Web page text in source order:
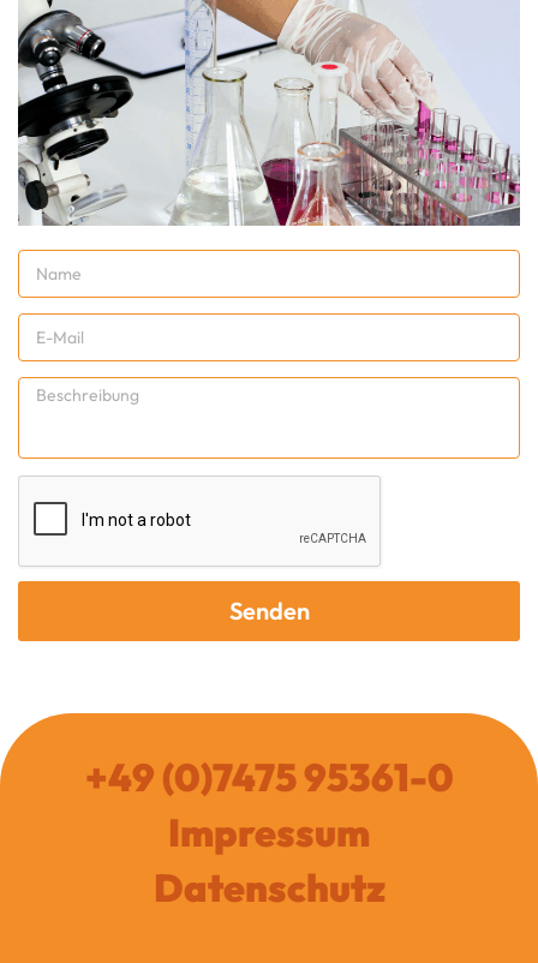
Senden
+49 (0)7475 95361-0
Impressum
Datenschutz